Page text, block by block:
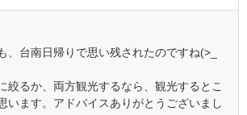
、台南日帰りで思い残されたのですね(>_
絞るか、両方観光するなら、観光するとこ
います。アドバイスありがとうございまし